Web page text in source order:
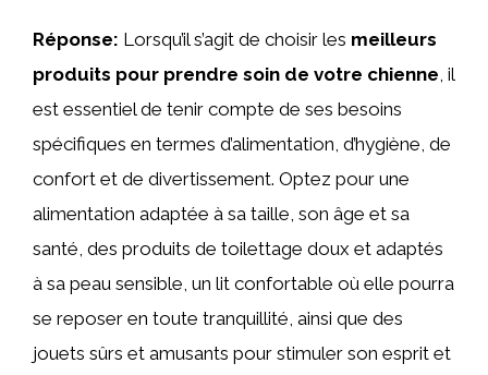
Réponse: Lorsqu’il s’agit de choisir les meilleurs
produits pour prendre soin de votre chienne , il
est essentiel de tenir compte de ses besoins
spécifiques en termes d’alimentation, d’hygiène, de
confort et de divertissement. Optez pour une
alimentation adaptée à sa taille, son âge et sa
santé, des produits de toilettage doux et adaptés
à sa peau sensible, un lit confortable où elle pourra
se reposer en toute tranquillité, ainsi que des
jouets sûrs et amusants pour stimuler son esprit et